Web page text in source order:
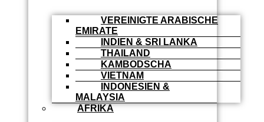
VEREINIGTE ARABISCHE
EMIRATE
INDIEN & SRI LANKA
THAILAND
KAMBODSCHA
VIETNAM
INDONESIEN &
MALAYSIA
AFRIKA